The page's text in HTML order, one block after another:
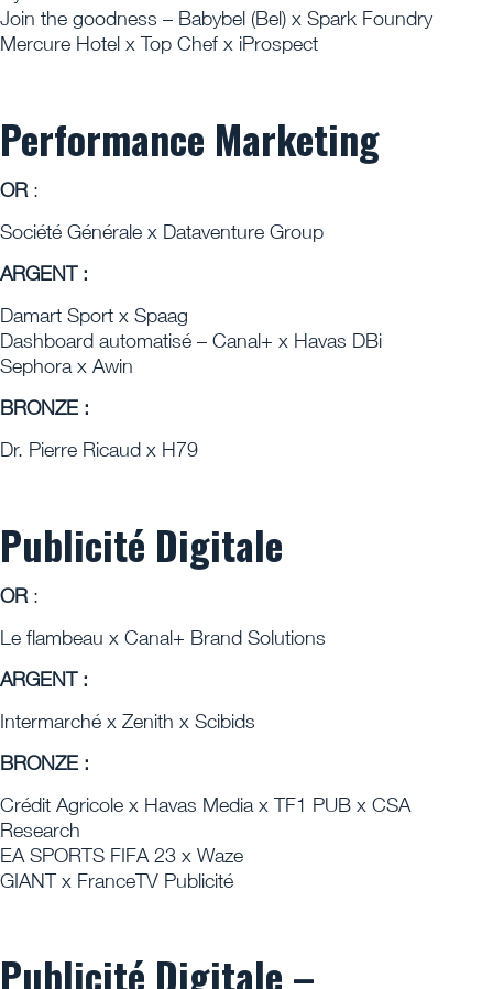
Join the goodness – Babybel (Bel) x Spark Foundry
Mercure Hotel x Top Chef x iProspect
Performance Marketing
OR :
Société Générale x Dataventure Group
ARGENT :
Damart Sport x Spaag
Dashboard automatisé – Canal+ x Havas DBi
Sephora x Awin
BRONZE :
Dr. Pierre Ricaud x H79
Publicité Digitale
OR :
Le flambeau x Canal+ Brand Solutions
ARGENT :
Intermarché x Zenith x Scibids
BRONZE :
Crédit Agricole x Havas Media x TF1 PUB x CSA
Research
EA SPORTS FIFA 23 x Waze
GIANT x FranceTV Publicité
Publicité Digitale –